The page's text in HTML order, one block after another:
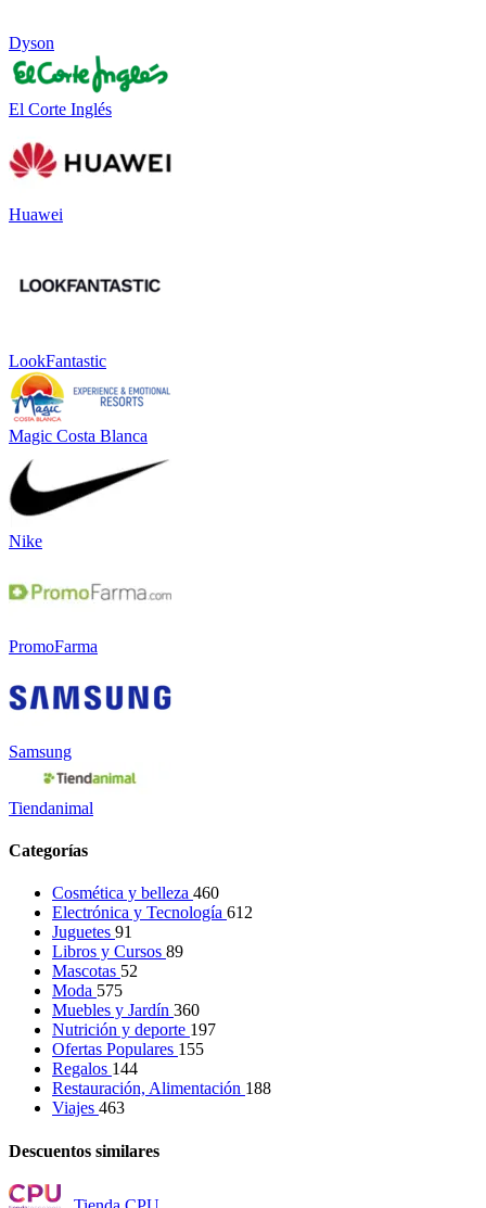
Dyson
El Corte Inglés
Huawei
LookFantastic
Magic Costa Blanca
Nike
PromoFarma
Samsung
Tiendanimal
Categorías
Cosmética y belleza 460
Electrónica y Tecnología 612
Juguetes 91
Libros y Cursos 89
Mascotas 52
Moda 575
Muebles y Jardín 360
Nutrición y deporte 197
Ofertas Populares 155
Regalos 144
Restauración, Alimentación 188
Viajes 463
Descuentos similares